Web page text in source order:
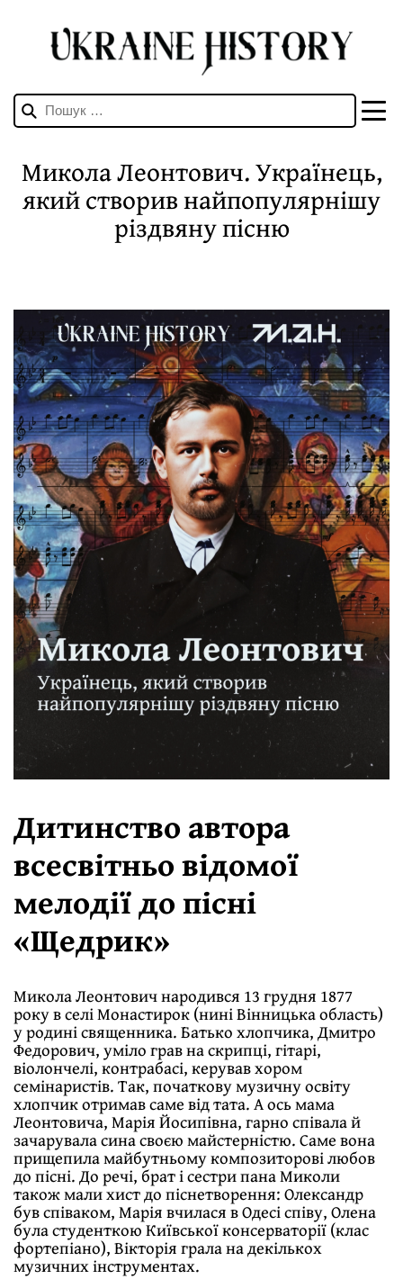
Пошук:
Микола Леонтович. Українець,
який створив найпопулярнішу
різдвяну пісню
Дитинство автора
всесвітньо відомої
мелодії до пісні
«Щедрик»
Микола Леонтович народився 13 грудня 1877
року в селі Монастирок (нині Вінницька область)
у родині священника. Батько хлопчика, Дмитро
Федорович, уміло грав на скрипці, гітарі,
віолончелі, контрабасі, керував хором
семінаристів. Так, початкову музичну освіту
хлопчик отримав саме від тата. А ось мама
Леонтовича, Марія Йосипівна, гарно співала й
зачарувала сина своєю майстерністю. Саме вона
прищепила майбутньому композиторові любов
до пісні. До речі, брат і сестри пана Миколи
також мали хист до піснетворення: Олександр
був співаком, Марія вчилася в Одесі співу, Олена
була студенткою Київської консерваторії (клас
фортепіано), Вікторія грала на декількох
музичних інструментах.